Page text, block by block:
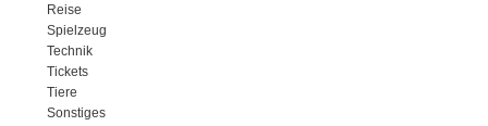
Reise
Spielzeug
Technik
Tickets
Tiere
Sonstiges